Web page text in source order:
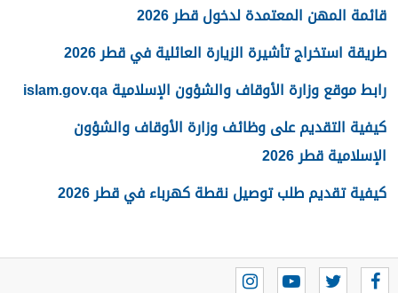
قائمة المهن المعتمدة لدخول قطر 2026
طريقة استخراج تأشيرة الزيارة العائلية في قطر 2026
رابط موقع وزارة الأوقاف والشؤون الإسلامية islam.gov.qa
كيفية التقديم على وظائف وزارة الأوقاف والشؤون
الإسلامية قطر 2026
كيفية تقديم طلب توصيل نقطة كهرباء في قطر 2026